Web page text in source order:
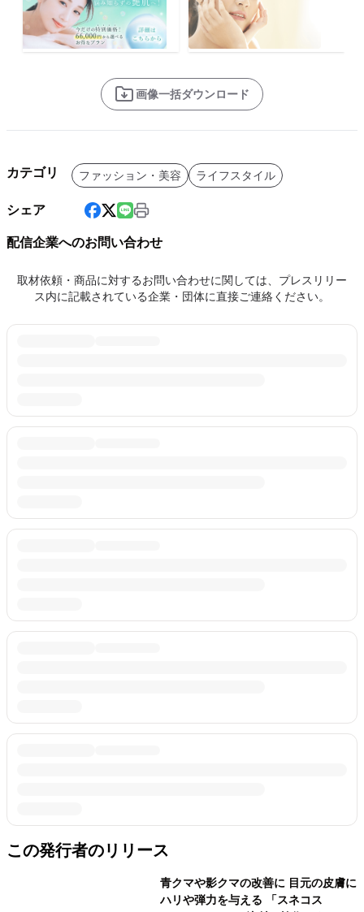
画像一括ダウンロード
カテゴリ ファッション・美容 ライフスタイル
シェア
配信企業へのお問い合わせ
取材依頼・商品に対するお問い合わせに関しては、プレスリリー
ス内に記載されている企業・団体に直接ご連絡ください。
この発行者のリリース
青クマや影クマの改善に 目元の皮膚に
ハリや弾力を与える 「スネコス